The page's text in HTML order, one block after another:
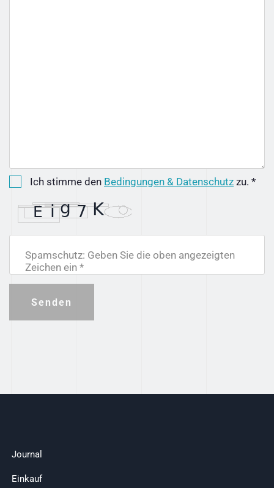
Ich stimme den Bedingungen & Datenschutz zu. *
Spamschutz: Geben Sie die oben angezeigten
Zeichen ein *
Senden
Journal
Einkauf